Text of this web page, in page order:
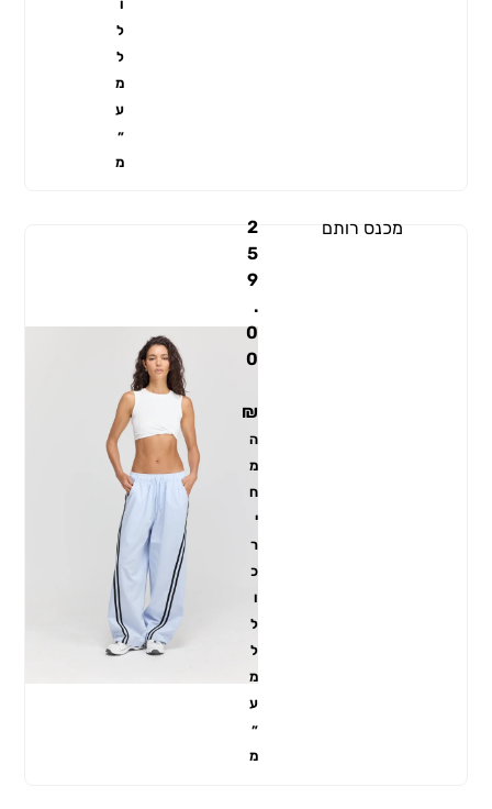
ו
ל
ל
מ
ע
״
מ
2
5
9
.
0
0
₪
ה
מ
ח
י
ר
כ
ו
ל
ל
מ
ע
״
מ
מכנס רותם